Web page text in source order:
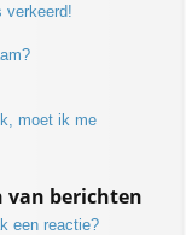
verkeerd!
moet ik me
van berichten
een reactie?